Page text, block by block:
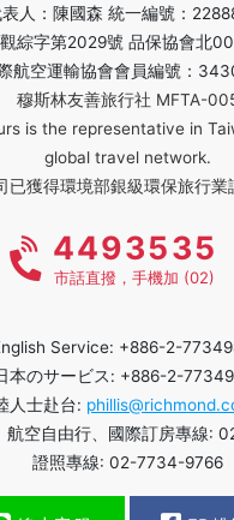
人：陳國森 統一編號：
綜字第2029號 品保協會北
航空運輸協會會員編號：
穆斯林友善旅行社 MFTA-
is the representative in
global travel network.
已獲得環境部銀級環保旅行業
4493535
市話直撥，手機加 (02)
Service: +886-2-
本のサービス: +886-2-
人士赴台:
航空自由行、國際訂房專線:
證照專線: 02-7734-9766